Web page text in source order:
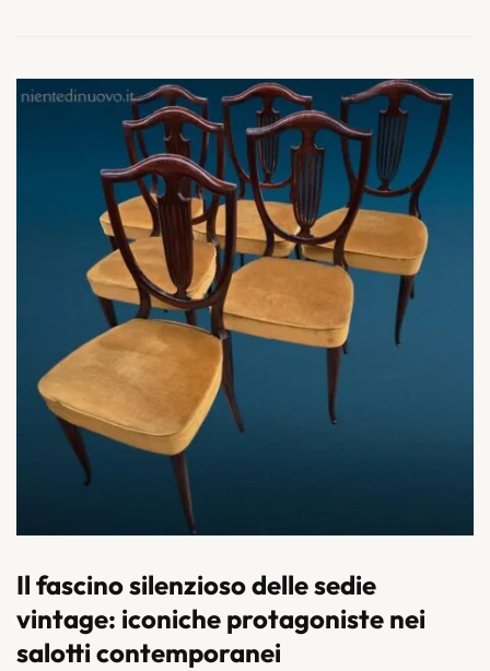
Il fascino silenzioso delle sedie
vintage: iconiche protagoniste nei
salotti contemporanei